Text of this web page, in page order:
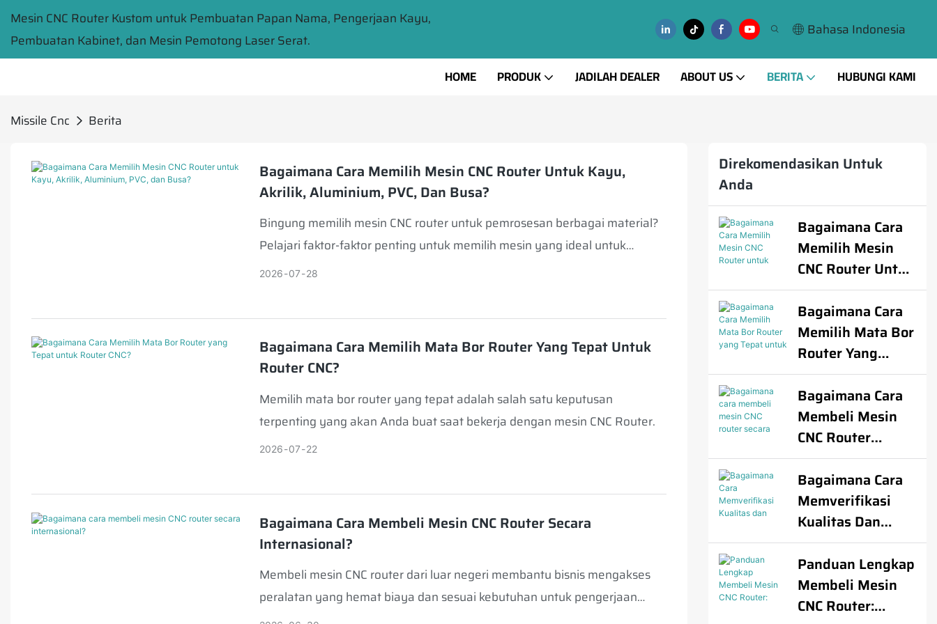
Mesin CNC Router Kustom untuk Pembuatan Papan Nama, Pengerjaan Kayu,
Pembuatan Kabinet, dan Mesin Pemotong Laser Serat.
Bahasa Indonesia
HOME PRODUK JADILAH DEALER ABOUT US BERITA HUBUNGI KAMI
Missile Cnc Berita
Bagaimana Cara Memilih Mesin CNC Router Untuk Kayu,
Akrilik, Aluminium, PVC, Dan Busa?
Bingung memilih mesin CNC router untuk pemrosesan berbagai material?
Pelajari faktor-faktor penting untuk memilih mesin yang ideal untuk
produksi kayu, akrilik, aluminium, PVC, dan busa.
2026 07 28
Bagaimana Cara Memilih Mata Bor Router Yang Tepat Untuk
Router CNC?
Memilih mata bor router yang tepat adalah salah satu keputusan
terpenting yang akan Anda buat saat bekerja dengan mesin CNC Router.
2026 07 22
Bagaimana Cara Membeli Mesin CNC Router Secara
Internasional?
Membeli mesin CNC router dari luar negeri membantu bisnis mengakses
peralatan yang hemat biaya dan sesuai kebutuhan untuk pengerjaan
kayu, pembuatan papan nama, furnitur, dan pemrosesan komposit di
Direkomendasikan Untuk
Anda
Bagaimana Cara
Memilih Mesin
CNC Router Untuk
Kayu, Akrilik,
Aluminium, PVC,
Dan Busa?
Bagaimana Cara
Memilih Mata Bor
Router Yang
Tepat Untuk
Router CNC?
Bagaimana Cara
Membeli Mesin
CNC Router
Secara
Internasional?
Bagaimana Cara
Memverifikasi
Kualitas Dan
Keandalan
Pemasok Mesin
CNC Router?
Panduan Lengkap
Membeli Mesin
CNC Router: